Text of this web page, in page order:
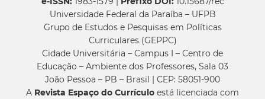
Universidade Federal da Paraíba – UFPB
Grupo de Estudos e Pesquisas em Políticas
Curriculares (GEPPC)
Cidade Universitária – Campus I – Centro de
Educação – Ambiente dos Professores, Sala 03
João Pessoa – PB – Brasil | CEP: 58051-900
A Revista Espaço do Currículo está licenciada com